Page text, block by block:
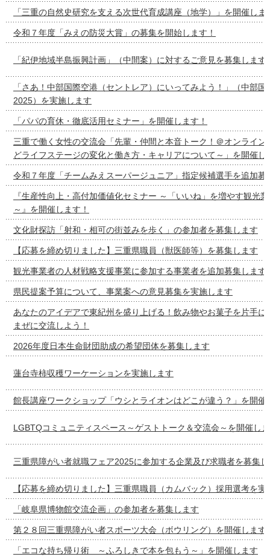
「三重の自然史研究を支える次世代育成講座（地学）」を開催しま
令和７年度「みえの防災大賞」の募集を開始します！
「紀伊地域半島振興計画」（中間案）に対するご意見を募集します
「さあ！中部国際空港（セントレア）にいってみよう！」（中部国
2025）を実施します
「パパの育休・徹底活用セミナー」を開催します！
三重で働く女性の交流会「先輩・仲間と本音トーク！＠オンライン
どライフステージの変化と働き方・キャリアについて～」を開催し
令和７年度「チームみえスーパージュニア」指定候補選手を追加募
『生産性向上・高付加価値化セミナー ～「いいね」を増やす観光
～』を開催します！
文化財探訪「射和・相可の街並みを歩く」の参加者を募集します
【応募を締め切りました】三重県職員（獣医師等）を募集します
観光事業者の人材戦略支援事業に参加する事業者を追加募集します
県民提案予算について、事業案への意見募集を実施します
あなたのアイデアで東紀州を盛り上げる！飲み物やお菓子を片手に
まぜに交流しよう！
2026年度日本生命財団助成の希望団体を募集します
蓮台寺柿収穫ワーケーションを実施します
館長講座ワークショップ「ウシとライオンはどこが違う？」を開催
LGBTQコミュニティスペース～ゲストトーク＆交流会～を開催し
三重県障がい者就職フェア2025に参加する企業及び求職者を募集
【応募を締め切りました】三重県職員（カムバック）採用選考を実
「岐阜県博物館交流企画」の参加者を募集します
第２８回三重県障がい者スポーツ大会（ボウリング）を開催します
「エコな持ち帰り術 ～ふろしきで本を包もう～」を開催します